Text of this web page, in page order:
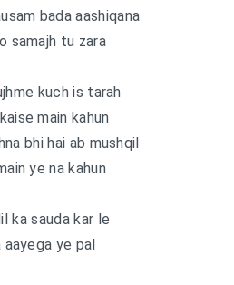
bada aashiqana
samajh tu zara
kuch is tarah
main kahun
bhi hai ab mushqil
ye na kahun
ka sauda kar le
aayega ye pal